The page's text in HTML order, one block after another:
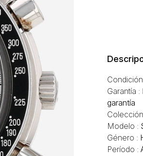
Garantía :
garantía
Modelo :
Género :
Período :